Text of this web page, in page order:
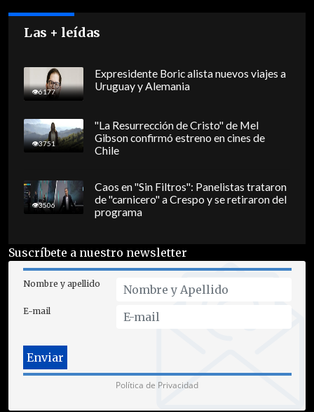
Las + leídas
6177
Expresidente Boric alista nuevos viajes a
Uruguay y Alemania
3751
"La Resurrección de Cristo" de Mel
Gibson confirmó estreno en cines de
Chile
3506
Caos en "Sin Filtros": Panelistas trataron
de "carnicero" a Crespo y se retiraron del
programa
Suscríbete a nuestro newsletter
Nombre y apellido
E-mail
Política de Privacidad